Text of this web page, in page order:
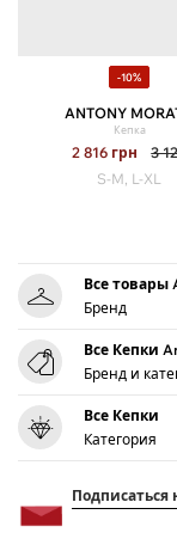
-10%
ANTONY
Кепка
2 816 грн
3
S-M, L-XL
Все товары
Бренд
Все Кепки
Бренд и
Все Кепки
Категория
Подписаться